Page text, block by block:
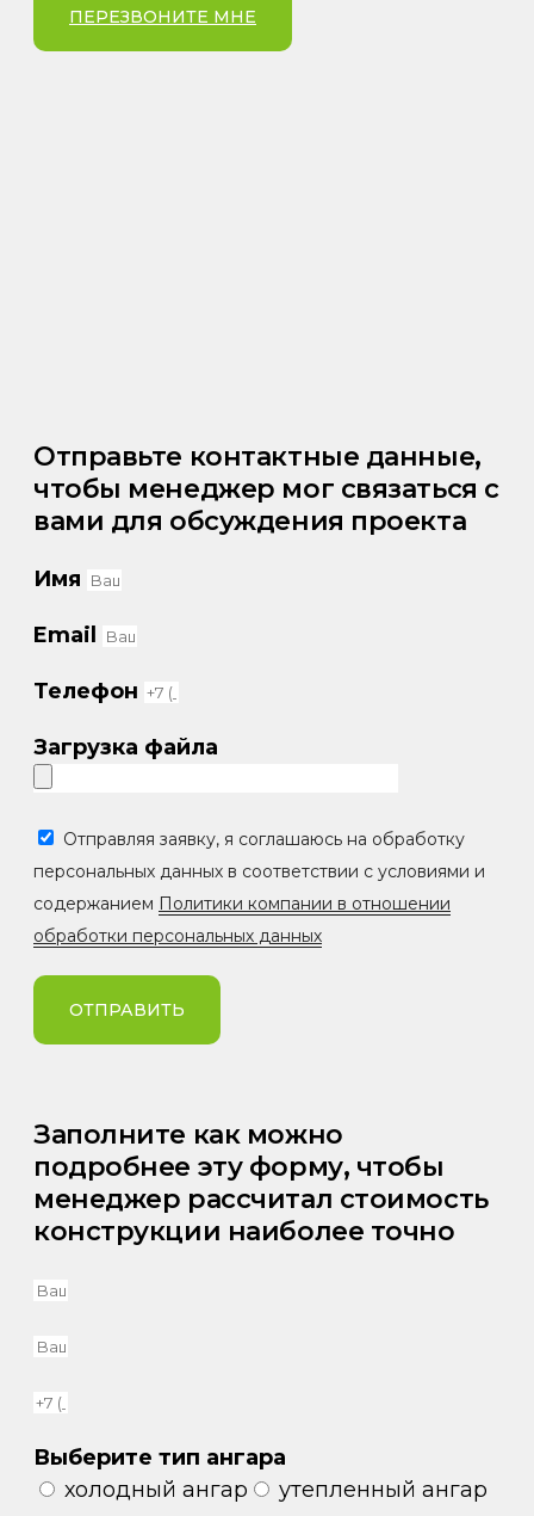
ПЕРЕЗВОНИТЕ МНЕ
Отправьте контактные данные,
чтобы менеджер мог связаться с
вами для обсуждения проекта
Имя
Email
Телефон
Загрузка файла
Отправляя заявку, я соглашаюсь на обработку
персональных данных в соответствии с условиями и
содержанием Политики компании в отношении
обработки персональных данных
ОТПРАВИТЬ
Заполните как можно
подробнее эту форму, чтобы
менеджер рассчитал стоимость
конструкции наиболее точно
Выберите тип ангара
холодный ангар
утепленный ангар